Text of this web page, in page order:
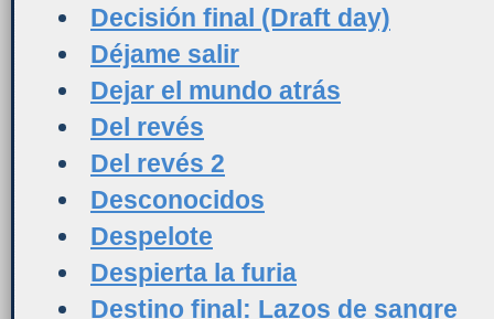
Decisión final (Draft day)
Déjame salir
Dejar el mundo atrás
Del revés
Del revés 2
Desconocidos
Despelote
Despierta la furia
Destino final: Lazos de sangre